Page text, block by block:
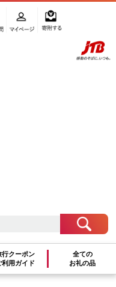
イト
行クーポン
利用ガイド
全ての
お礼の品